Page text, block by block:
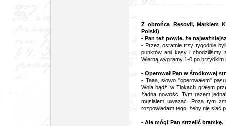
Z obrońcą Resovii, Markiem
Polski)
- Pan też powie, że
- Przez ostatnie trzy tygodnie
punktów ani kasy i chodziliśmy
Wierną wygramy 1-0 po brzydkim
- Operował Pan w środkowej
- Taaa, słowo "operowałem"
Wola bądź w Tłokach grałem
żadna nowość. Tym razem
musiałem uważać. Poza tym
rozpowiadam tego, żeby nie siać
- Ale mógł Pan strzelić bramkę.